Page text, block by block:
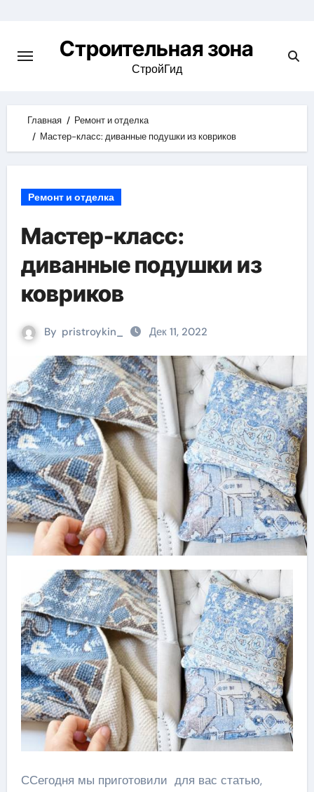
content
Строительная зона
СтройГид
Главная
Ремонт и отделка
Мастер-класс: диванные подушки из ковриков
Ремонт и отделка
Мастер-класс:
диванные подушки из
ковриков
By pristroykin_ Дек 11, 2022
ССегодня мы приготовили для вас статью,